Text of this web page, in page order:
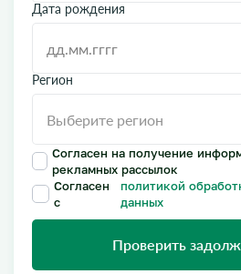
Дата рождения
Регион
Согласен на получение
рекламных рассылок
Согласен
с
политикой
данных
Проверить